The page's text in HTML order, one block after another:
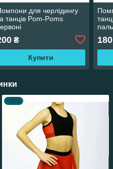
для черлідингу
танців Pom-Poms
₴
Купити
180
–5%